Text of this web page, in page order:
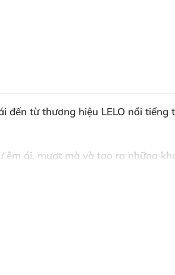
đến từ thương hiệu LELO nổi tiếng
ái, mượt mà và tạo ra những
giữ ẩm, cân bằng độ PH cho